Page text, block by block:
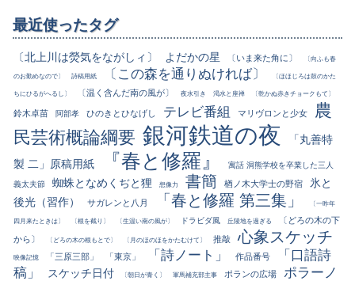
最近使ったタグ
〔北上川は熒気をながしィ〕 よだかの星 〔いま来た角に〕 〔向ふも春
のお勤めなので〕 詩稿用紙 〔この森を通りぬければ〕 〔ほほじろは鼓のかた
ちにひるがへるし〕 〔温く含んだ南の風が〕 夜水引き 渇水と座禅 〔乾かぬ赤きチョークもて〕
鈴木卓苗 阿部孝 ひのきとひなげし テレビ番組 マリヴロンと少女
農
民芸術概論綱要 銀河鉄道の夜
「丸善特
製 二」原稿用紙
『春と修羅』 寓話 洞熊学校を卒業した三人
義太夫節 蜘蛛となめくぢと狸 想像力 書簡 楢ノ木大学士の野宿
氷と
後光（習作）
サガレンと八月 「春と修羅 第三集」 〔一昨年
四月来たときは〕 〔根を截り〕 〔生温い南の風が〕 ドラビダ風 丘陵地を過ぎる
〔どろの木の下
から〕
〔どろの木の根もとで〕 〔月のほのほをかたむけて〕 推敲 心象スケッチ
映像記憶 「三原三部」 「東京」 「詩ノート」 作品番号
「口語詩
稿」
スケッチ日付 〔朝日が青く〕 軍馬補充部主事 ポランの広場
ポラーノ